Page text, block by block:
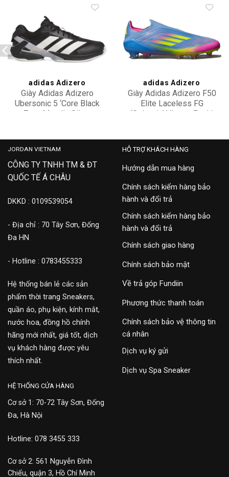
Add to
wishlist
adidas Adizero
Giày Adidas Adizero
Ubersonic 5 ‘Core Black
Zero Metalic Silver
Add to
wishlist
adidas Adizero
Giày Adidas Adizero F50
Elite Laceless FG
‘Celestial Victory Pack’
JORDAN VIETNAM
CÔNG TY TNHH TM & ĐT
QUỐC TẾ Á CHÂU
DKKD : 0109539054
- Địa chỉ : 70 Tây Sơn, Đống
Đa HN
- Hotline : 0783455333
Hệ thống bán lẻ các sản
phẩm thời trang Sneakers,
quần áo, phụ kiện, kính mắt,
nước hoa, đồng hồ chính
hãng mới nhất, giá tốt, dịch
vụ khách hàng được yêu
thích nhất.
HỖ TRỢ KHÁCH HÀNG
Hướng dẫn mua hàng
Chính sách kiểm hàng bảo
hành và đổi trả
Chính sách kiểm hàng bảo
hành và đổi trả
Chính sách giao hàng
Chính sách bảo mật
Về trả góp Fundiin
Phương thức thanh toán
Chính sách bảo vệ thông tin
cá nhân
Dịch vụ ký gửi
Dịch vụ Spa Sneaker
HỆ THỐNG CỬA HÀNG
Cơ sở 1: 70-72 Tây Sơn, Đống
Đa, Hà Nội
Hotline: 078 3455 333
Cơ sở 2: 561 Nguyễn Đình
Chiểu, quận 3, Hồ Chí Minh